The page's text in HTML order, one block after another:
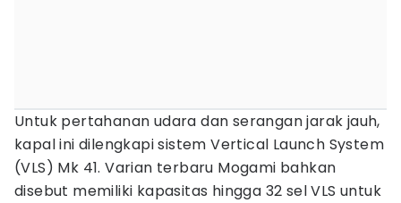
Untuk pertahanan udara dan serangan jarak jauh,
kapal ini dilengkapi sistem Vertical Launch System
(VLS) Mk 41. Varian terbaru Mogami bahkan
disebut memiliki kapasitas hingga 32 sel VLS untuk